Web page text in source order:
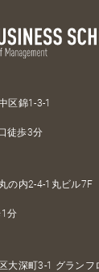
区錦1-3-1
徒歩3分
の内2-4-1丸ビル7F
分
大深町3-1 グランフ